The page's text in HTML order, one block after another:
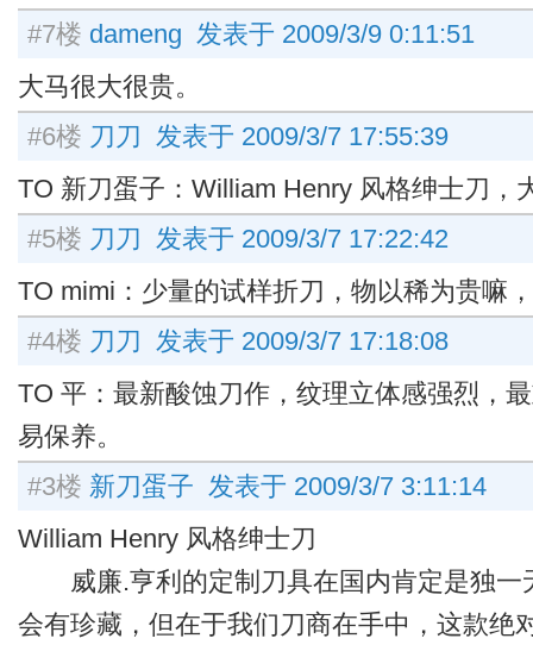
#7楼 dameng 发表于 2009/3/9 0:11:51
大马很大很贵。
#6楼 刀刀 发表于 2009/3/7 17:55:39
TO 新刀蛋子：William Henry 风格绅士刀，
#5楼 刀刀 发表于 2009/3/7 17:22:42
TO mimi：少量的试样折刀，物以稀为贵嘛
#4楼 刀刀 发表于 2009/3/7 17:18:08
TO 平：最新酸蚀刀作，纹理立体感强烈，
易保养。
#3楼 新刀蛋子 发表于 2009/3/7 3:11:14
William Henry 风格绅士刀
威廉.亨利的定制刀具在国内肯定是独一
会有珍藏，但在于我们刀商在手中，这款绝